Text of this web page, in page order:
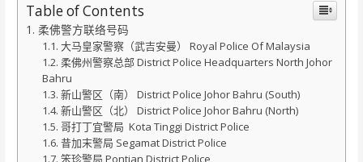
Table of Contents
柔佛警方联络号码
大马皇家警察（武吉安曼） Royal Police Of Malaysia
柔佛州警察总部 District Police Headquarters North Johor
Bahru
新山警区（南） District Police Johor Bahru (South)
新山警区（北） District Police Johor Bahru (North)
哥打丁宜警局 Kota Tinggi District Police
昔加末警局 Segamat District Police
笨珍警局 Pontian District Police